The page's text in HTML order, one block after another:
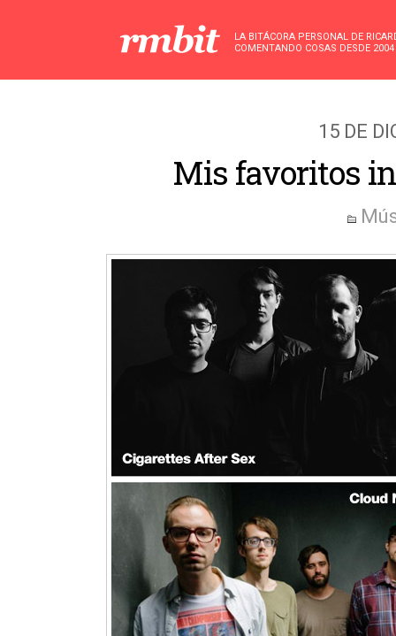
LA BITÁCORA PERSONAL DE
COMENTANDO COSAS DESDE 2004
15 DE
Mis favoritos